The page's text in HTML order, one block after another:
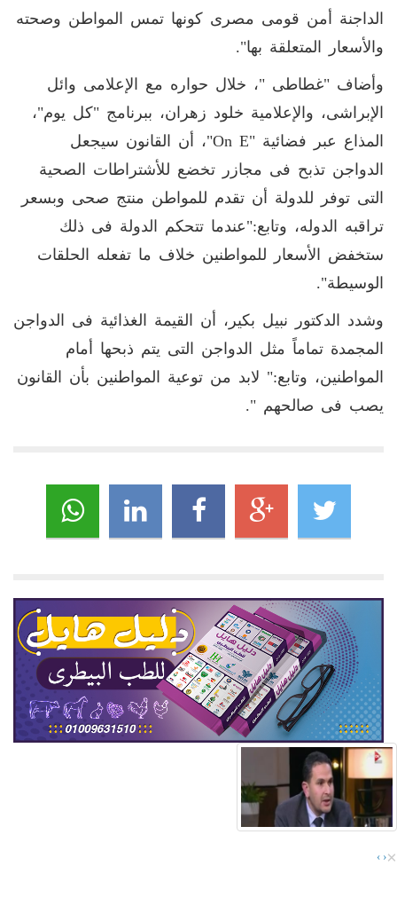
الداجنة أمن قومى مصرى كونها تمس المواطن وصحته
والأسعار المتعلقة بها".
وأضاف "غطاطى "، خلال حواره مع الإعلامى وائل
الإبراشى، والإعلامية خلود زهران، ببرنامج "كل يوم"،
المذاع عبر فضائية "on E"، أن القانون سيجعل
الدواجن تذبح فى مجازر تخضع للأشتراطات الصحية
التى توفر للدولة أن تقدم للمواطن منتج صحى وبسعر
تراقبه الدوله، وتابع:"عندما تتحكم الدولة فى ذلك
ستخفض الأسعار للمواطنين خلاف ما تفعله الحلقات
الوسيطة".
وشدد الدكتور نبيل بكير، أن القيمة الغذائية فى الدواجن
المجمدة تماماً مثل الدواجن التى يتم ذبحها أمام
المواطنين، وتابع:" لابد من توعية المواطنين بأن القانون
يصب فى صالحهم ".
‹
› ×